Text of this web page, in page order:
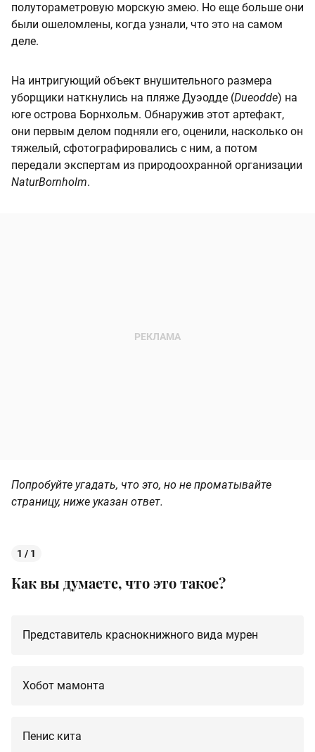
полутораметровую морскую змею. Но еще больше они
были ошеломлены, когда узнали, что это на самом
деле.
На интригующий объект внушительного размера
уборщики наткнулись на пляже Дуэодде (Dueodde) на
юге острова Борнхольм. Обнаружив этот артефакт,
они первым делом подняли его, оценили, насколько он
тяжелый, сфотографировались с ним, а потом
передали экспертам из природоохранной организации
NaturBornholm.
Попробуйте угадать, что это, но не проматывайте
страницу, ниже указан ответ.
1 / 1
Как вы думаете, что это такое?
Представитель краснокнижного вида мурен
Хобот мамонта
Пенис кита